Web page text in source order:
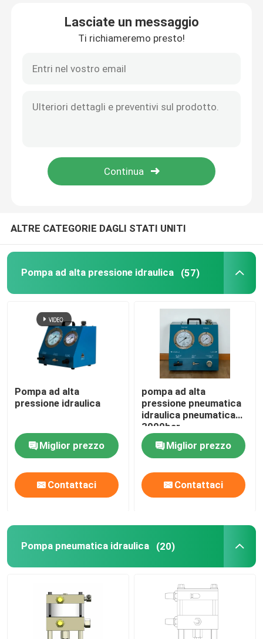
Visita alla fabbrica
Controllo della qualità
Chiedi un preventivo
Pompa elettrica idraulica
Dispositivo della prova della valvola del combustibile
Sottoporre a tensione idraulico di Bolt
Cilindro idraulico Jack
chiavi dinamometriche idrauliche
Chiave dinamometrica pneumatica
Strumenti del separatore della flangia
Elementi idraulici
Strumento del rivelatore di gas
Lasciate un messaggio
Ti richiameremo presto!
ALTRE CATEGORIE DAGLI STATI UNITI
Pompa ad alta pressione idraulica (57)
Pompa ad alta
pressione idraulica
Miglior prezzo
Contattaci
pompa ad alta
pressione pneumatica
idraulica pneumatica
3000bar
Miglior prezzo
Contattaci
Pompa pneumatica idraulica (20)